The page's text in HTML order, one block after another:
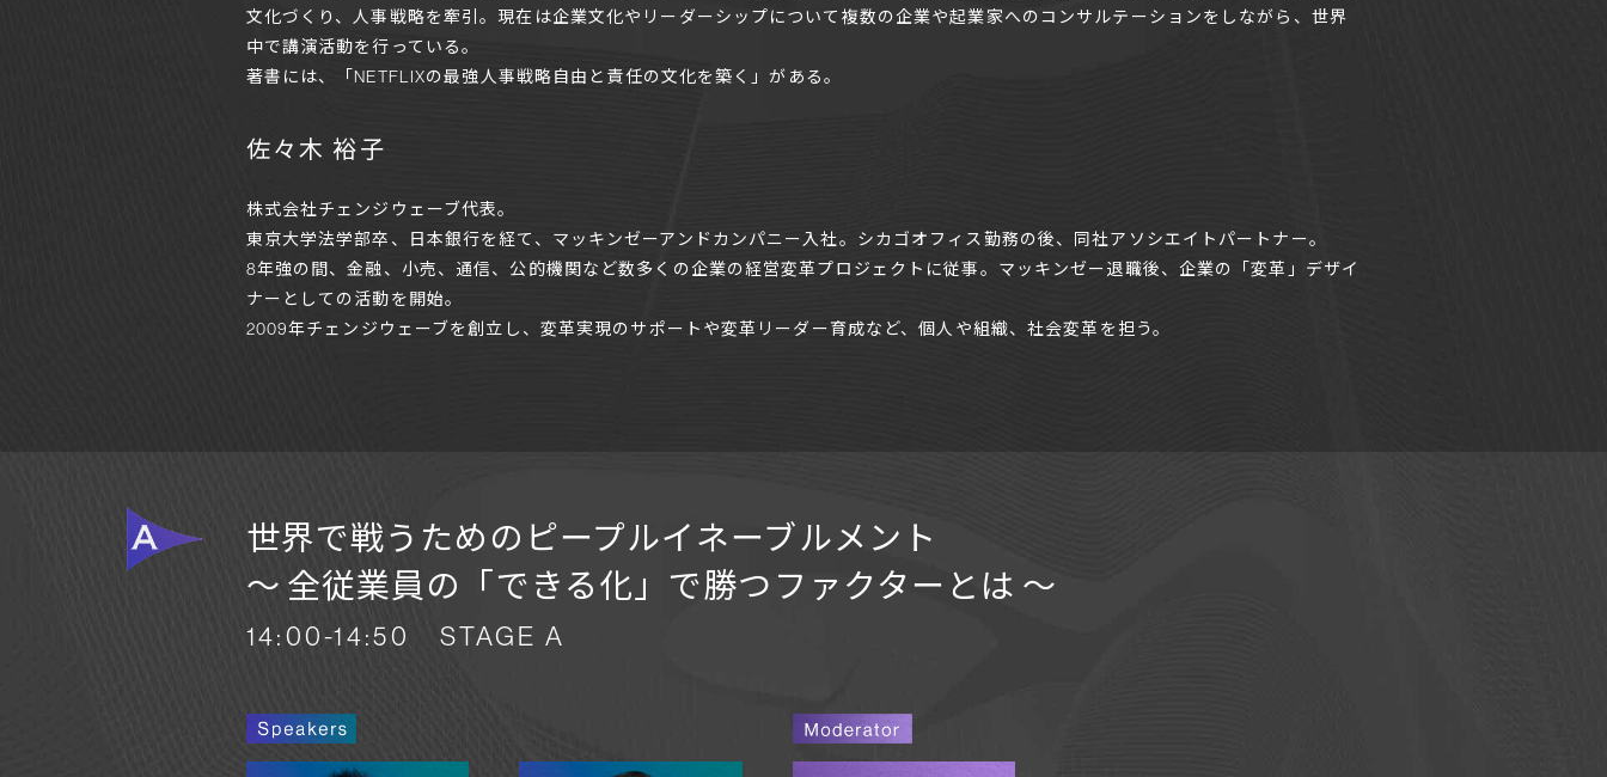
文化づくり、人事戦略を牽引。現在は企業文化やリーダーシップについて複数の企業や起業家へのコンサルテーションをしながら、世界
中で講演活動を行っている。
著書には、「NETFLIXの最強人事戦略自由と責任の文化を築く」がある。
佐々木 裕子
株式会社チェンジウェーブ代表。
東京大学法学部卒、日本銀行を経て、マッキンゼーアンドカンパニー入社。シカゴオフィス勤務の後、同社アソシエイトパートナー。
8年強の間、金融、小売、通信、公的機関など数多くの企業の経営変革プロジェクトに従事。マッキンゼー退職後、企業の「変革」デザイ
ナーとしての活動を開始。
2009年チェンジウェーブを創立し、変革実現のサポートや変革リーダー育成など、個人や組織、社会変革を担う。
世界で戦うためのピープルイネーブルメント
〜 全従業員の「できる化」で勝つファクターとは 〜
14:00-14:50 STAGE A